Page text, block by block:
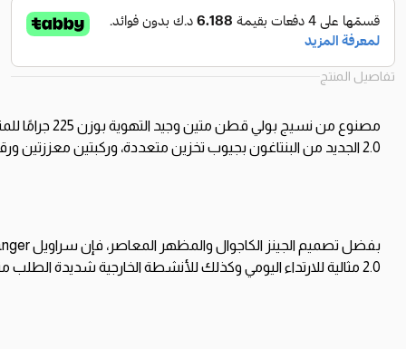
تفاصيل المنتج
مصنوع مننسيج بولي قطن متين وجيد التهوية بوزن 225 جرامًا
2.0الجديد منالبنتاغون بجيوب تخزين متعددة، وركبتين معززتين
بفضل تصميم الجينز الكاجوال والمظهر المعاصر، فإن سراويل
2.0 مثاليةللارتداءاليومي وكذلكللأنشطةالخارجية شديدةالطلب